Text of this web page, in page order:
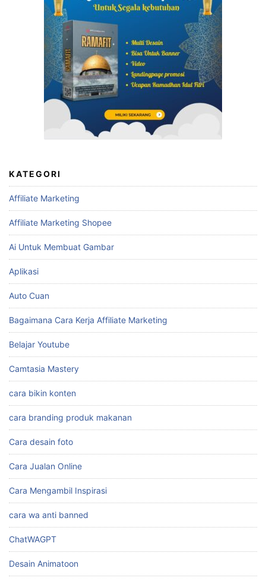
KATEGORI
Affiliate Marketing
Affiliate Marketing Shopee
Ai Untuk Membuat Gambar
Aplikasi
Auto Cuan
Bagaimana Cara Kerja Affiliate Marketing
Belajar Youtube
Camtasia Mastery
cara bikin konten
cara branding produk makanan
Cara desain foto
Cara Jualan Online
Cara Mengambil Inspirasi
cara wa anti banned
ChatWAGPT
Desain Animatoon